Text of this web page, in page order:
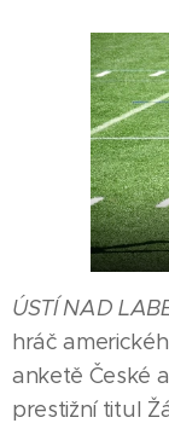
ÚSTÍ NAD
hráč
anketě České
prestižní titul